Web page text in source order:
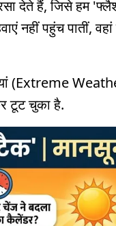
देते हैं, जिसे हम
नहीं पहुंच पातीं,
(Extreme
टूट चुका है.